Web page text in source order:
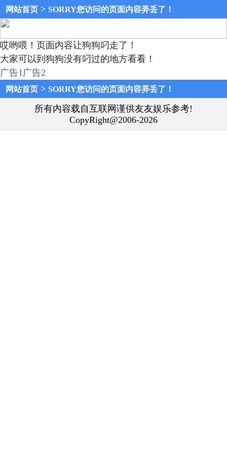
网站首页 > SORRY您访问的页面内容弄丢了！
哎哟喂！页面内容让狗狗叼走了！
大家可以到狗狗没有叼过的地方看看！
广告1广告2
网站首页 > SORRY您访问的页面内容弄丢了！
所有内容载自互联网谨供友友娱乐参考!
CopyRight@2006-2026